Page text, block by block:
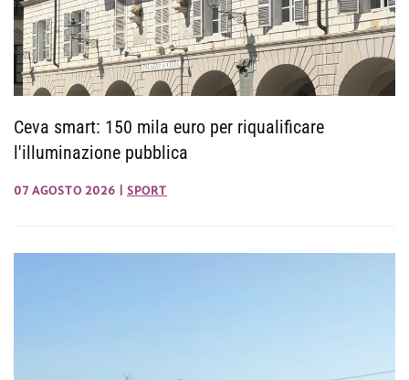
Ceva smart: 150 mila euro per riqualificare
l'illuminazione pubblica
07 AGOSTO 2026 SPORT